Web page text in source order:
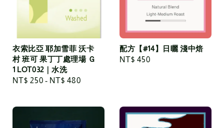
衣索比亞 耶加雪菲 沃卡
村 班可 果丁丁處理場 Ｇ
1 LOT032｜水洗
Regular
NT$ 250 - NT$ 480
配方【#14】日曬 淺中焙
Regular
NT$ 450